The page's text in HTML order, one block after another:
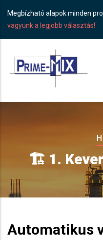
main
Megbízható alapok minden
vagyunk a legjobb választás!
🏗️ 1.
Automatikus